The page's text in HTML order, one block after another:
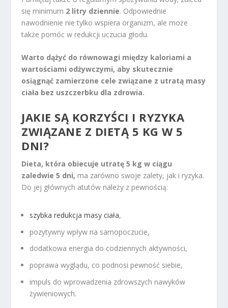
się minimum 2 litry dziennie. Odpowiednie
nawodnienie nie tylko wspiera organizm, ale może
także pomóc w redukcji uczucia głodu.
Warto dążyć do równowagi między kaloriami a
wartościami odżywczymi, aby skutecznie
osiągnąć zamierzone cele związane z utratą masy
ciała bez uszczerbku dla zdrowia.
JAKIE SĄ KORZYŚCI I RYZYKA
ZWIĄZANE Z DIETĄ 5 KG W 5
DNI?
Dieta, która obiecuje utratę 5 kg w ciągu
zaledwie 5 dni, ma zarówno swoje zalety, jak i ryzyka.
Do jej głównych atutów należy z pewnością:
szybka redukcja masy ciała,
pozytywny wpływ na samopoczucie,
dodatkowa energia do codziennych aktywności,
poprawa wyglądu, co podnosi pewność siebie,
impuls do wprowadzenia zdrowszych nawyków
żywieniowych.